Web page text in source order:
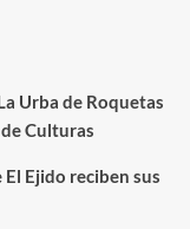
Urba de Roquetas
Culturas
Ejido reciben sus